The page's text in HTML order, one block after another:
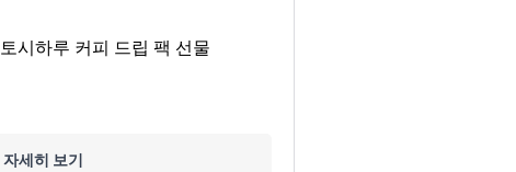
토시하루 커피 드립 팩 선물
자세히 보기